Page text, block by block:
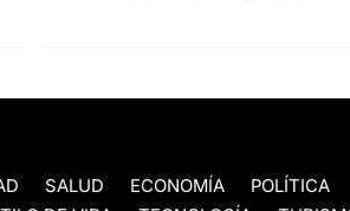
SALUD ECONOMÍA POLÍTICA